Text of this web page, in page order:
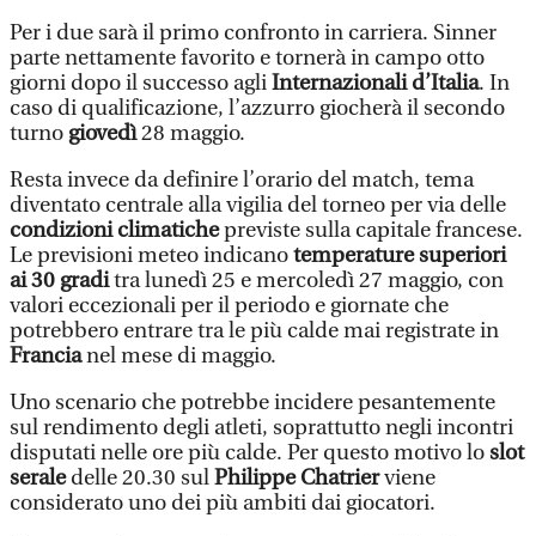
Per i due sarà il primo confronto in carriera. Sinner
parte nettamente favorito e tornerà in campo otto
giorni dopo il successo agliInternazionali d’Italia. In
caso di qualificazione, l’azzurro giocherà il secondo
turno giovedì28 maggio.
Resta invece da definire l’orario del match, tema
diventato centrale alla vigilia del torneo per via delle
condizioni climatichepreviste sulla capitale francese.
Le previsioni meteo indicanotemperature superiori
ai 30 graditra lunedì 25 e mercoledì 27 maggio, con
valori eccezionali per il periodo e giornate che
potrebbero entrare tra le più calde mai registrate in
Francianel mese di maggio.
Uno scenario che potrebbe incidere pesantemente
sul rendimento degli atleti, soprattutto negli incontri
disputati nelle ore più calde. Per questo motivo loslot
seraledelle 20.30 sulPhilippe Chatrierviene
considerato uno dei più ambiti dai giocatori.